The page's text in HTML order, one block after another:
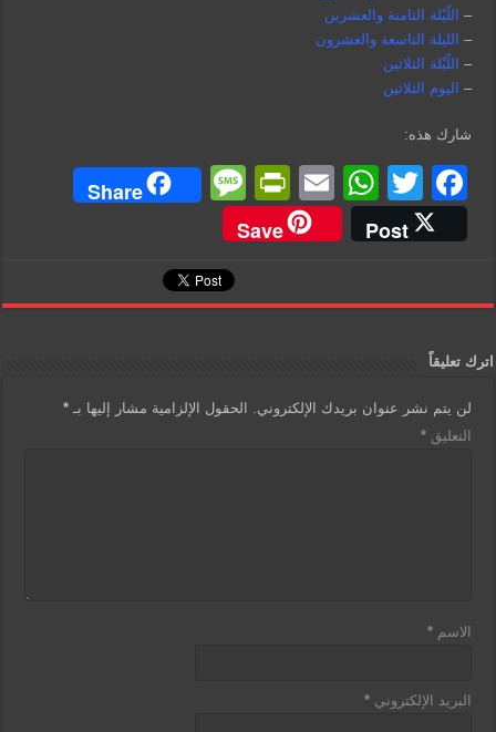
– اللّيْلة الثامنة والعشرين
– الليلة التاسعة والعشرون
– اللّيْلة الثلاثين
– اليوم الثلاثين
شارك هذه:
F
a
c
o
o
k
T
wi
tt
W
h
at
p
E
m
ail
Pr
in
tF
ri
dl
M
a
Share
Post
Save
اترك تعليقاً
لن يتم نشر عنوان بريدك الإلكتروني. الحقول الإلزامية مشار إليها بـ*
التعليق*
الاسم*
البريد الإلكتروني*